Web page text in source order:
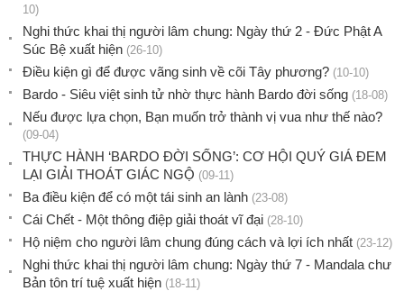
10)
Nghi thức khai thị người lâm chung: Ngày thứ 2 - Đức Phật A
Súc Bệ xuất hiện (26-10)
Điều kiện gì để được vãng sinh về cõi Tây phương? (10-10)
Bardo - Siêu việt sinh tử nhờ thực hành Bardo đời sống (18-08)
Nếu được lựa chọn, Bạn muốn trở thành vị vua như thế nào?
(09-04)
THỰC HÀNH ‘BARDO ĐỜI SỐNG’: CƠ HỘI QUÝ GIÁ ĐEM
LẠI GIẢI THOÁT GIÁC NGỘ (09-11)
Ba điều kiện để có một tái sinh an lành (23-08)
Cái Chết - Một thông điệp giải thoát vĩ đại (28-10)
Hộ niệm cho người lâm chung đúng cách và lợi ích nhất (23-12)
Nghi thức khai thị người lâm chung: Ngày thứ 7 - Mandala chư
Bản tôn trí tuệ xuất hiện (18-11)